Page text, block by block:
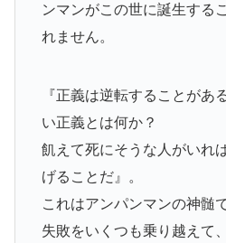
ンマンがこの世に誕生する
れません。
『正義は逆転することがあ
い正義とは何か？
飢えて死にそうな人がいれ
げることだ』。
これはアンパンマンの神髄
失敗をいくつも乗り越えて